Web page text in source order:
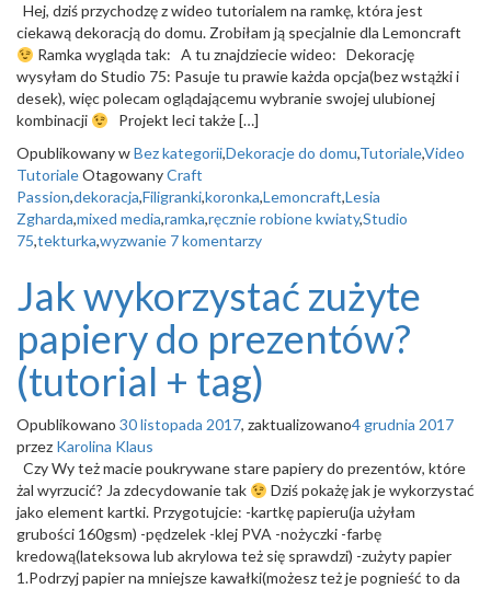
Hej, dziś przychodzę z wideo tutorialem na ramkę, która jest
ciekawą dekoracją do domu. Zrobiłam ją specjalnie dla Lemoncraft
Ramka wygląda tak: A tu znajdziecie wideo: Dekorację
wysyłam do Studio 75: Pasuje tu prawie każda opcja(bez wstążki i
desek), więc polecam oglądającemu wybranie swojej ulubionej
kombinacji
Projekt leci także […]
Opublikowany wBez kategorii,Dekoracje do domu,Tutoriale,Video
TutorialeOtagowanyCraft
Passion,dekoracja,Filigranki,koronka,Lemoncraft,Lesia
Zgharda,mixed media,ramka,ręcznie robione kwiaty,Studio
75,tekturka,wyzwanie 7 komentarzy
Jak wykorzystać zużyte
papiery do prezentów?
(tutorial + tag)
Opublikowano 30 listopada 2017, zaktualizowano4 grudnia 2017
przez Karolina Klaus
Czy Wy też macie poukrywane stare papiery do prezentów, które
żal wyrzucić? Ja zdecydowanie tak
Dziś pokażę jak je wykorzystać
jako element kartki. Przygotujcie: -kartkę papieru(ja użyłam
grubości 160gsm) -pędzelek -klej PVA -nożyczki -farbę
kredową(lateksowa lub akrylowa też się sprawdzi) -zużyty papier
1.Podrzyj papier na mniejsze kawałki(możesz też je pognieść to da